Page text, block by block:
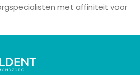
met affiniteit voor